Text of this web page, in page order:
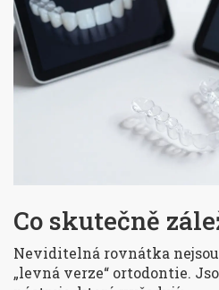
Co skutečně
Neviditelná rovnátka
„levná verze“ ortodontie.